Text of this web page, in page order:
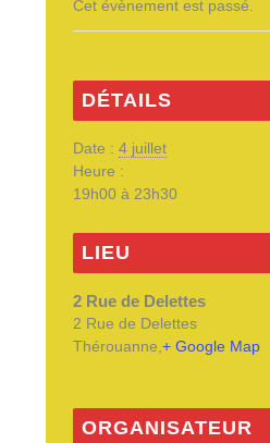
Cet évènement est passé.
DÉTAILS
Date : 4 juillet
Heure :
19h00 à 23h30
LIEU
2 Rue de Delettes
2 Rue de Delettes
Thérouanne,+ Google Map
ORGANISATEUR